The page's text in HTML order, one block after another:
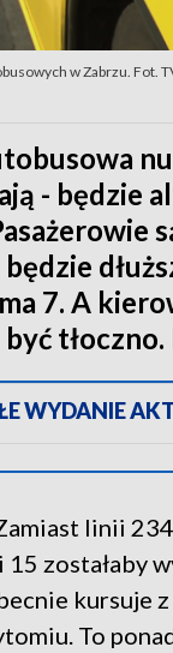
w Zabrzu. Fot.
- będzie
7. A
WYDANIE
linii
zostałaby
kursuje
To